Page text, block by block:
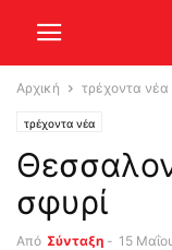
Αρχική τρέχοντα νέα
τρέχοντα νέα
σφυρί
Από Σύνταξη - 15